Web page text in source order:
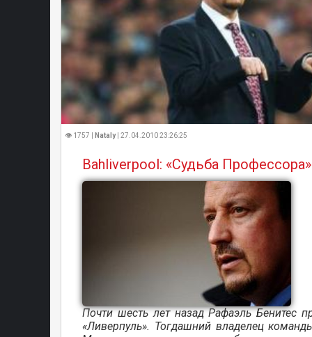
👁 1757 | Nataly| 27.04.2010 23:26:25
Bahliverpool: «Судьба Профессора»
Почти шесть лет назад Рафаэль Бенитес
«Ливерпуль». Тогдашний владелец